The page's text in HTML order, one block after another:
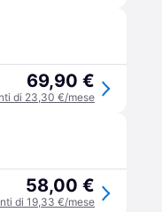
69,90 €
di 23,30 €/mese
58,00 €
di 19,33 €/mese